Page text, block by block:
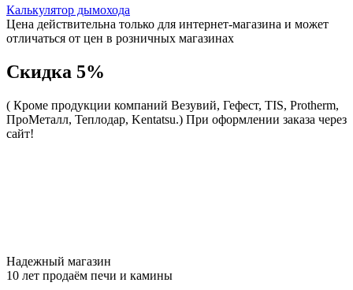
Калькулятор дымохода
Цена действительна только для интернет-магазина и может
отличаться от цен в розничных магазинах
Скидка 5%
( Кроме продукции компаний Везувий, Гефест, TIS, Protherm,
ПроМеталл, Теплодар, Kentatsu.) При оформлении заказа через
сайт!
Надежный магазин
10 лет продаём печи и камины